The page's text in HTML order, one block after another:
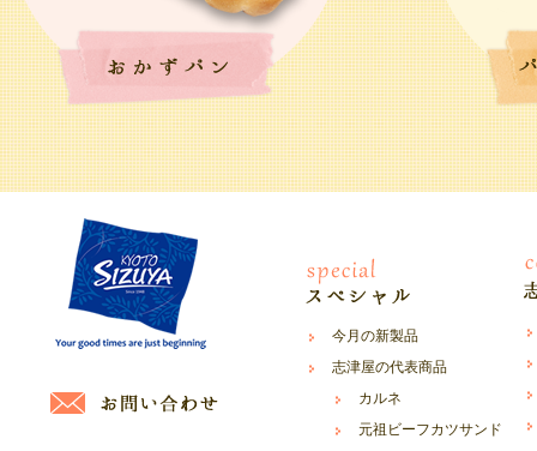
今月の新製品
志津屋の代表商品
カルネ
元祖ビーフカツサンド